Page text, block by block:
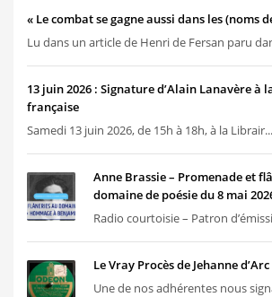
« Le combat se gagne aussi dans les (noms
Lu dans un article de Henri de Fersan paru
13 juin 2026 : Signature d’Alain Lanavère à
française
Samedi 13 juin 2026, de 15h à 18h, à la Librair...
Anne Brassie – Promenade et
domaine de poésie du 8 mai
Radio courtoisie – Patron
Le Vray Procès de Jehanne d’Arc
Une de nos adhérentes nous